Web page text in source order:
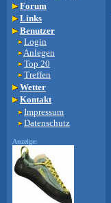
Forum
Links
Benutzer
Login
Anlegen
Top 20
Treffen
Wetter
Kontakt
Impressum
Datenschutz
Anzeige: